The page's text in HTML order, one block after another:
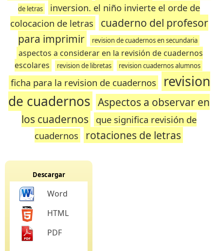
de letras
inversion. el niño invierte el orde de
colocacion de letras
cuaderno del profesor
para imprimir
revision de cuadernos en secundaria
aspectos a considerar en la revisión de cuadernos
escolares
revision de libretas revision cuadernos alumnos
ficha para la revision de cuadernos
revision
de cuadernos Aspectos a observar en
los cuadernos
que significa revisión de
cuadernos
rotaciones de letras
Descargar
Word
HTML
PDF